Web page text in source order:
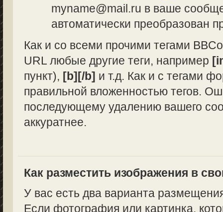
myname@mail.ru в ваше
автоматически преобразован
Как и со всеми прочими тегами
URL любые другие теги, например
пункт), [b][/b] и т.д. Как и с тегами
правильной вложенностью тегов.
последующему удалению вашего
аккуратнее.
Как разместить изображения в
У вас есть два варианта
Если фотография или картинка,